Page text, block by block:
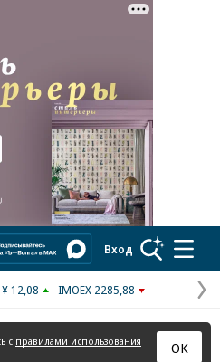
ad
Вход
¥ 12,08 IMOEX 2285,88
с правилами использования
ОК